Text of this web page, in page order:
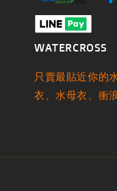
WATERCROSS
只賣最貼近你的
衣、水母衣、衝